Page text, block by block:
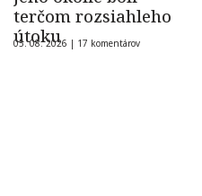
terčom rozsiahleho
útoku
05. 08. 2026 | 17 komentárov